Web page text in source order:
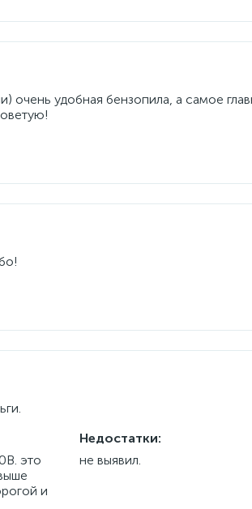
очень удобная бензопила, а самое
это
и
Недостатки:
не выявил.